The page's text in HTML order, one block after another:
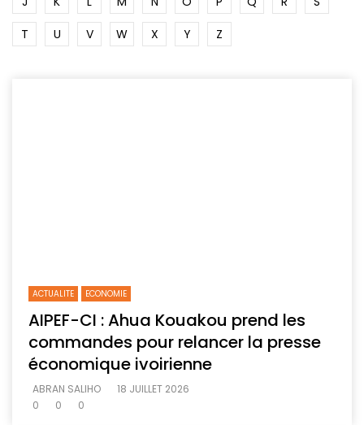
T
U V W X Y Z
ACTUALITE ECONOMIE
AIPEF-CI : Ahua Kouakou prend les
commandes pour relancer la presse
économique ivoirienne
ABRAN SALIHO
18 JUILLET 2026
0
0 0